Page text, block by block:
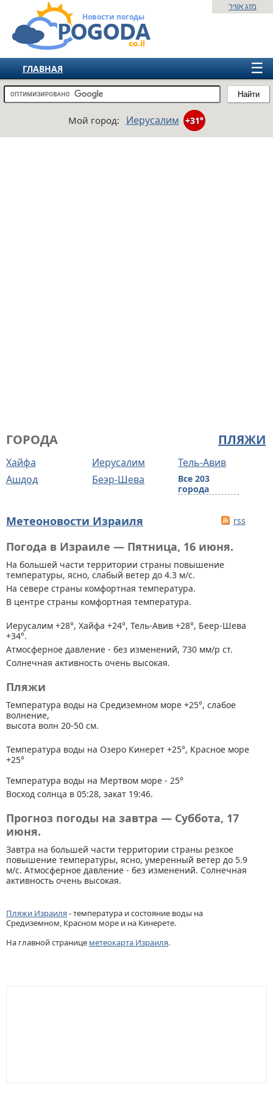
Новости погоды
Найти
מזג אוויר
☰
ГЛАВНАЯ
ИЗРАИЛЬ
ЕВРОПА
Мой город: Иерусалим +31°
ПЛЯЖИ
ГОРОДА
Хайфа Иерусалим
Тель-Авив
Ашдод
Беэр-Шева
Все 203
города
Метеоновости Израиля rss
Погода в Израиле — Пятница, 16 июня.
На большей части территории страны повышение
температуры, ясно, слабый ветер до 4.3 м/с.
На севере страны комфортная температура.
В центре страны комфортная температура.
Иерусалим +28°, Хайфа +24°, Тель-Авив +28°, Беер-Шева
+34°.
Атмосферное давление - без изменений, 730 мм/р ст.
Солнечная активность очень высокая.
Пляжи
Температура воды на Средиземном море +25°, слабое
волнение,
высота волн 20-50 см.
Температура воды на Озеро Кинерет +25°, Красное море
+25°
Температура воды на Мертвом море - 25°
Восход солнца в 05:28, закат 19:46.
Прогноз погоды на завтра — Суббота, 17
июня.
Завтра на большей части территории страны резкое
повышение температуры, ясно, умеренный ветер до 5.9
м/с. Атмосферное давление - без изменений. Солнечная
активность очень высокая.
Пляжи Израиля- температура и состояние воды на
Средиземном, Красном море и на Кинерете.
На главной странице метеокарта Израиля.